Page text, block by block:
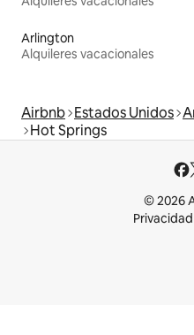
Arlington
Alquileres vacacionales
Airbnb Estados Unidos
Hot Springs
© 2026
Privacidad